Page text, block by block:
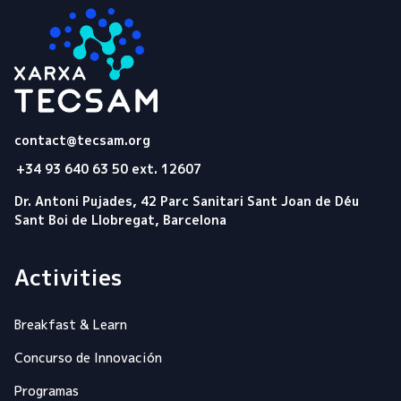
contact@tecsam.org
+34 93 640 63 50 ext. 12607
Dr. Antoni Pujades, 42 Parc Sanitari Sant Joan de Déu
Sant Boi de Llobregat, Barcelona
Activities
Breakfast & Learn
Concurso de Innovación
Programas